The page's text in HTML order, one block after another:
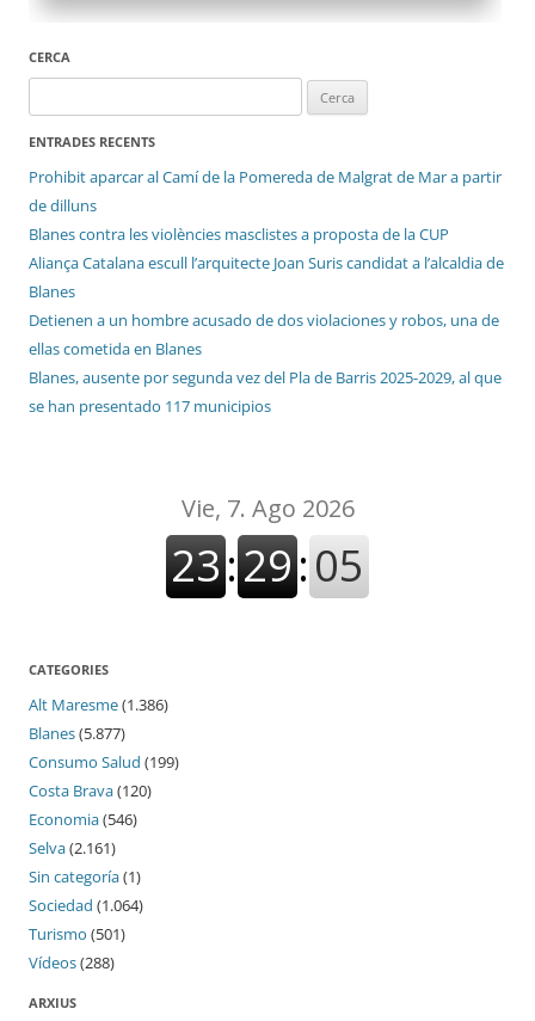
CERCA
ENTRADES RECENTS
Prohibit aparcar al Camí de la Pomereda de Malgrat de Mar a partir
de dilluns
Blanes contra les violències masclistes a proposta de la CUP
Aliança Catalana escull l’arquitecte Joan Suris candidat a l’alcaldia de
Blanes
Detienen a un hombre acusado de dos violaciones y robos, una de
ellas cometida en Blanes
Blanes, ausente por segunda vez del Pla de Barris 2025-2029, al que
se han presentado 117 municipios
CATEGORIES
Alt Maresme(1.386)
Blanes(5.877)
Consumo Salud (199)
Costa Brava(120)
Economia(546)
Selva(2.161)
Sin categoría(1)
Sociedad (1.064)
Turismo (501)
Vídeos(288)
ARXIUS